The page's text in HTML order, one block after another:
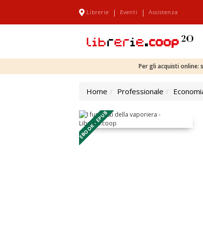
Librerie | Eventi | Assistenza
Per gli acquisti online:
Home Professionale
EBOOK - EPUB